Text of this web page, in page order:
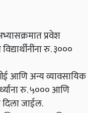
प्रवेश
रु. ३०००
आणि अन्य व्यावसायिक
रु. ५००० आणि
दिला जाईल.